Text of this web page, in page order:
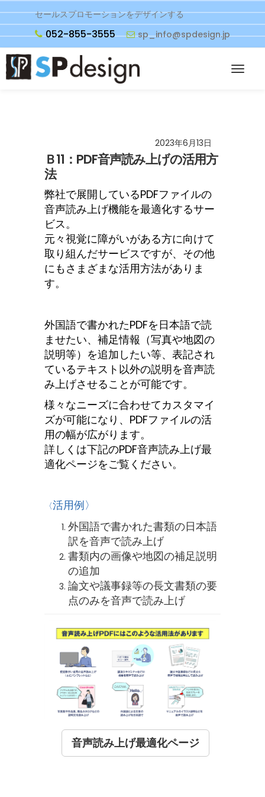
セールスプロモーションをデザインする
052-855-3555 sp_info@spdesign.jp
2023年6月13日
Ｂ11：PDF音声読み上げの活用方
法
弊社で展開しているPDFファイルの
音声読み上げ機能を最適化するサー
ビス。
元々視覚に障がいがある方に向けて
取り組んだサービスですが、その他
にもさまざまな活用方法がありま
す。
外国語で書かれたPDFを日本語で読
ませたい、補足情報（写真や地図の
説明等）を追加したい等、表記され
ているテキスト以外の説明を音声読
み上げさせることが可能です。
様々なニーズに合わせてカスタマイ
ズが可能になり、PDFファイルの活
用の幅が広がります。
詳しくは下記のPDF音声読み上げ最
適化ページをご覧ください。
〈活用例〉
外国語で書かれた書類の日本語
訳を音声で読み上げ
書類内の画像や地図の補足説明
の追加
論文や議事録等の長文書類の要
点のみを音声で読み上げ
音声読み上げ最適化ページ